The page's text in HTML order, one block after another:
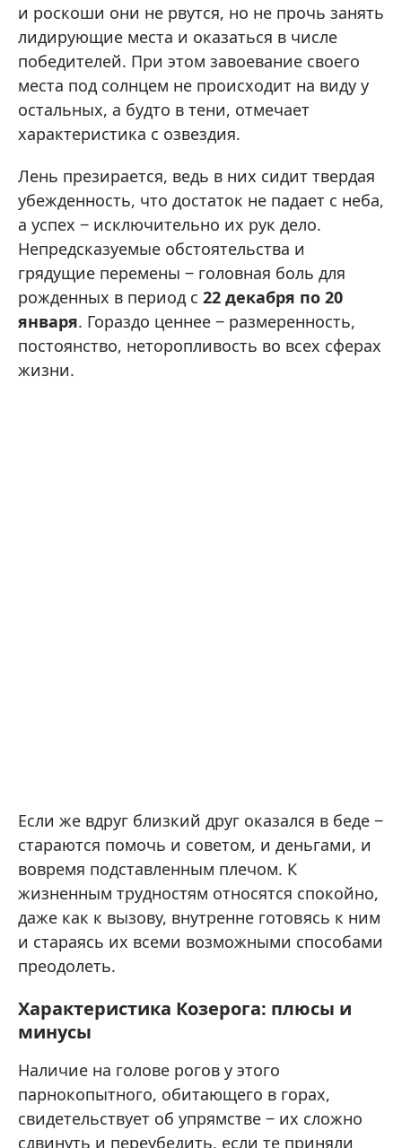
и роскоши они не рвутся, но не прочь занять
лидирующие места и оказаться в числе
победителей. При этом завоевание своего
места под солнцем не происходит на виду у
остальных, а будто в тени, отмечает
характеристика с озвездия.
Лень презирается, ведь в них сидит твердая
убежденность, что достаток не падает с неба,
а успех ‒ исключительно их рук дело.
Непредсказуемые обстоятельства и
грядущие перемены ‒ головная боль для
рожденных в период с 22 декабря по 20
января. Гораздо ценнее ‒ размеренность,
постоянство, неторопливость во всех сферах
жизни.
Если же вдруг близкий друг оказался в беде ‒
стараются помочь и советом, и деньгами, и
вовремя подставленным плечом. К
жизненным трудностям относятся спокойно,
даже как к вызову, внутренне готовясь к ним
и стараясь их всеми возможными способами
преодолеть.
Характеристика Козерога: плюсы и
минусы
Наличие на голове рогов у этого
парнокопытного, обитающего в горах,
свидетельствует об упрямстве ‒ их сложно
сдвинуть и переубедить, если те приняли